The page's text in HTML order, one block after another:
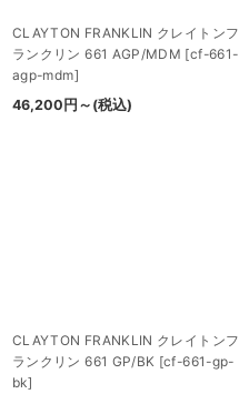
CLAYTON FRANKLIN クレイトンフ
ランクリン 661 AGP/MDM [cf-661-
agp-mdm]
46,200 円 ～ (税込)
CLAYTON FRANKLIN クレイトンフ
ランクリン 661 GP/BK [cf-661-gp-
bk]